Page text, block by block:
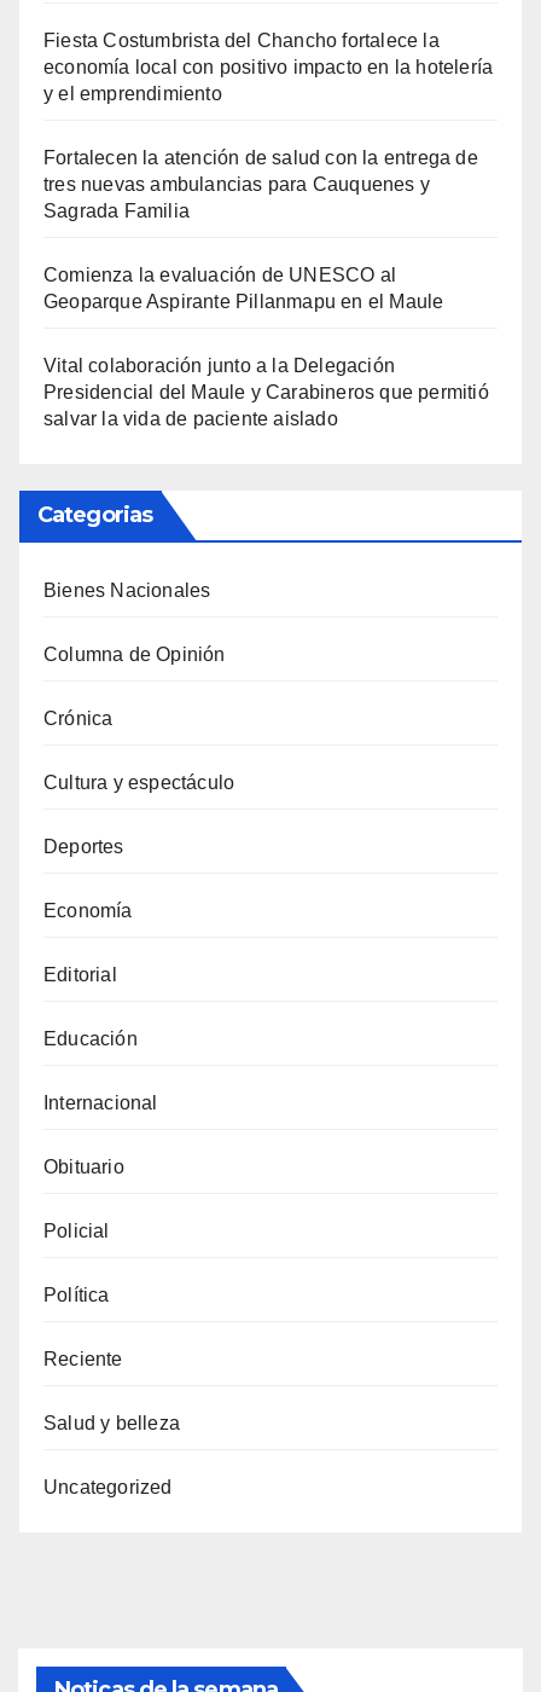
Fiesta Costumbrista del Chancho fortalece la
economía local con positivo impacto en la hotelería
y el emprendimiento
Fortalecen la atención de salud con la entrega de
tres nuevas ambulancias para Cauquenes y
Sagrada Familia
Comienza la evaluación de UNESCO al
Geoparque Aspirante Pillanmapu en el Maule
Vital colaboración junto a la Delegación
Presidencial del Maule y Carabineros que permitió
salvar la vida de paciente aislado
Categorias
Bienes Nacionales
Columna de Opinión
Crónica
Cultura y espectáculo
Deportes
Economía
Editorial
Educación
Internacional
Obituario
Policial
Política
Reciente
Salud y belleza
Uncategorized